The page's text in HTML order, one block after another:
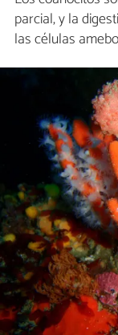
parcial, y la
las células